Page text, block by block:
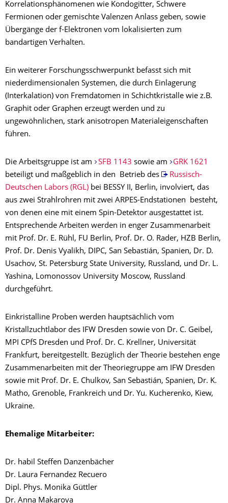
Korrelationsphänomenen wie Kondogitter, Schwere
Fermionen oder gemischte Valenzen Anlass geben, sowie
Übergänge der f-Elektronen vom lokalisierten zum
bandartigen Verhalten.
Ein weiterer Forschungsschwerpunkt befasst sich mit
niederdimensionalen Systemen, die durch Einlagerung
(Interkalation) von Fremdatomen in Schichtkristalle wie z.B.
Graphit oder Graphen erzeugt werden und zu
ungewöhnlichen, stark anisotropen Materialeigenschaften
führen.
Die Arbeitsgruppe ist am SFB 1143 sowie am
GRK 1621
beteiligt und maßgeblich in den Betrieb des
Russisch-
Deutschen Labors (RGL) bei BESSY II, Berlin, involviert, das
aus zwei Strahlrohren mit zwei ARPES-Endstationen besteht,
von denen eine mit einem Spin-Detektor ausgestattet ist.
Entsprechende Arbeiten werden in enger Zusammenarbeit
mit Prof. Dr. E. Rühl, FU Berlin, Prof. Dr. O. Rader, HZB Berlin,
Prof. Dr. Denis Vyalikh, DIPC, San Sebastián, Spanien, Dr. D.
Usachov, St. Petersburg State University, Russland, und Dr. L.
Yashina, Lomonossov University Moscow, Russland
durchgeführt.
Einkristalline Proben werden hauptsächlich vom
Kristallzuchtlabor des IFW Dresden sowie von Dr. C. Geibel,
MPI CPfS Dresden und Prof. Dr. C. Krellner, Universität
Frankfurt, bereitgestellt. Bezüglich der Theorie bestehen enge
Zusammenarbeiten mit der Theoriegruppe am IFW Dresden
sowie mit Prof. Dr. E. Chulkov, San Sebastián, Spanien, Dr. K.
Matho, Grenoble, Frankreich und Dr. Yu. Kucherenko, Kiew,
Ukraine.
Ehemalige Mitarbeiter:
Dr. habil Steffen Danzenbächer
Dr. Laura Fernandez Recuero
Dipl. Phys. Monika Güttler
Dr. Anna Makarova